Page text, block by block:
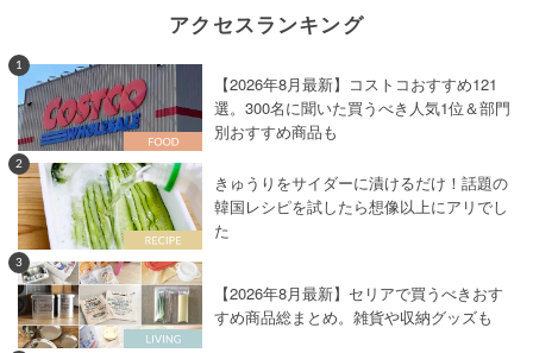
アクセスランキング
1
【2026年8月最新】コストコおすすめ121
選。300名に聞いた買うべき人気1位＆部門
別おすすめ商品も
2
きゅうりをサイダーに漬けるだけ！話題の
韓国レシピを試したら想像以上にアリでし
た
3
【2026年8月最新】セリアで買うべきおす
すめ商品総まとめ。雑貨や収納グッズも